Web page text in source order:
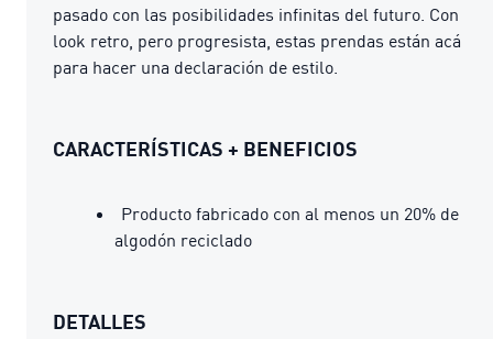
pasado con las posibilidades infinitas del futuro. Con
look retro, pero progresista, estas prendas están acá
para hacer una declaración de estilo.
CARACTERÍSTICAS + BENEFICIOS
Producto fabricado con al menos un 20% de
algodón reciclado
DETALLES